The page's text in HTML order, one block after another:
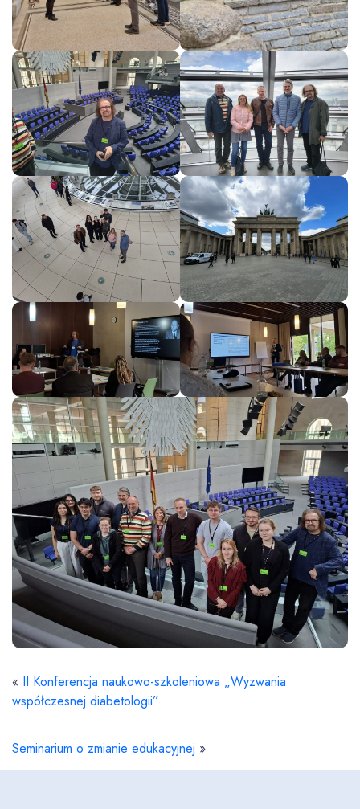
« II Konferencja naukowo-szkoleniowa „Wyzwania
współczesnej diabetologii”
Seminarium o zmianie edukacyjnej »